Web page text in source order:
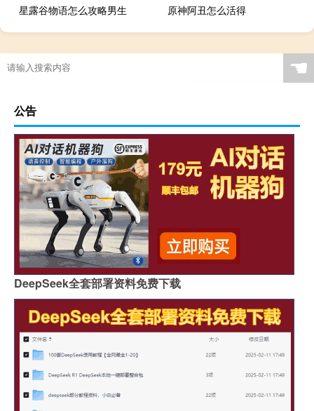
星露谷物语怎么攻略男生
原神阿丑怎么活得
☚
公告
DeepSeek全套部署资料免费下载